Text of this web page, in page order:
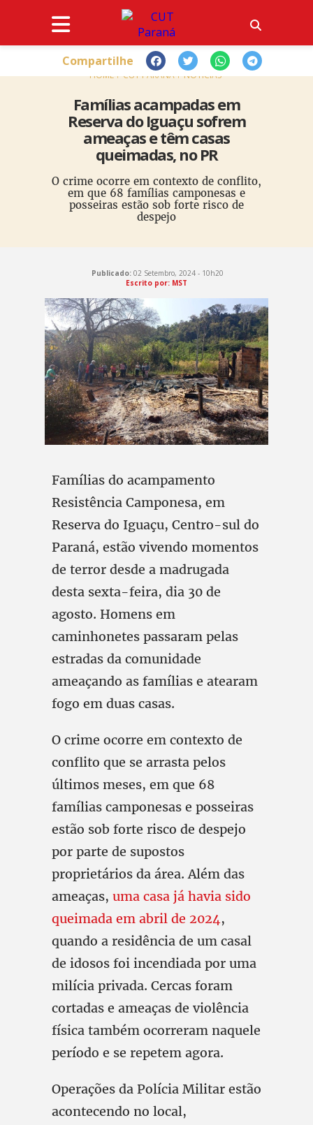
HOME CUT PARANÁ NOTÍCIAS
Famílias acampadas em
Reserva do Iguaçu sofrem
ameaças e têm casas
queimadas, no PR
O crime ocorre em contexto de conflito,
em que 68 famílias camponesas e
posseiras estão sob forte risco de
despejo
Compartilhe
Publicado: 02 Setembro, 2024 - 10h20
Escrito por: MST
Famílias do acampamento
Resistência Camponesa, em
Reserva do Iguaçu, Centro-sul do
Paraná, estão vivendo momentos
de terror desde a madrugada
desta sexta-feira, dia 30 de
agosto. Homens em
caminhonetes passaram pelas
estradas da comunidade
ameaçando as famílias e atearam
fogo em duas casas.
O crime ocorre em contexto de
conflito que se arrasta pelos
últimos meses, em que 68
famílias camponesas e posseiras
estão sob forte risco de despejo
por parte de supostos
proprietários da área. Além das
ameaças, uma casa já havia sido
queimada em abril de 2024,
quando a residência de um casal
de idosos foi incendiada por uma
milícia privada. Cercas foram
cortadas e ameaças de violência
física também ocorreram naquele
período e se repetem agora.
Operações da Polícia Militar estão
acontecendo no local,